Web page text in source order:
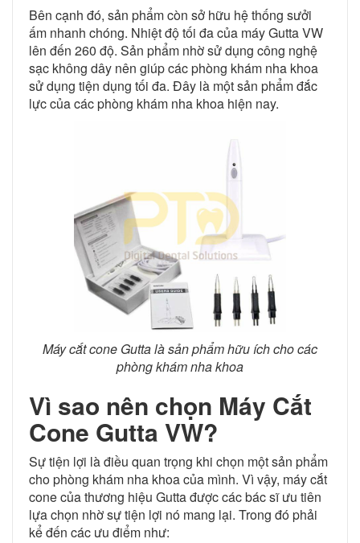
Bên cạnh đó, sản phẩm còn sở hữu hệ thống sưởi
ấm nhanh chóng. Nhiệt độ tối đa của máy Gutta VW
lên đến 260 độ. Sản phẩm nhờ sử dụng công nghệ
sạc không dây nên giúp các phòng khám nha khoa
sử dụng tiện dụng tối đa. Đây là một sản phẩm đắc
lực của các phòng khám nha khoa hiện nay.
Máy cắt cone Gutta là sản phẩm hữu ích cho các
phòng khám nha khoa
Vì sao nên chọn Máy Cắt
Cone Gutta VW?
Sự tiện lợi là điều quan trọng khi chọn một sản phẩm
cho phòng khám nha khoa của mình. Vì vậy, máy cắt
cone của thương hiệu Gutta được các bác sĩ ưu tiên
lựa chọn nhờ sự tiện lợi nó mang lại. Trong đó phải
kể đến các ưu điểm như: